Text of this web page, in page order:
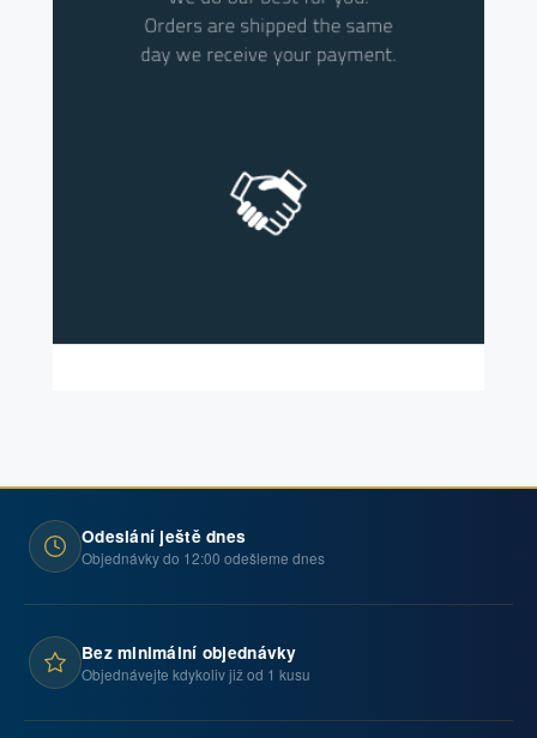
Odeslání ještě dnes
Objednávky do 12:00 odešleme dnes
Bez minimální objednávky
Objednávejte kdykoliv již od 1 kusu